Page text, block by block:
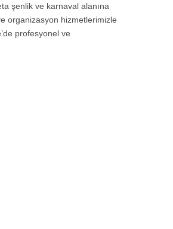
şenlik ve karnaval alanına
organizasyon hizmetlerimizle
profesyonel ve